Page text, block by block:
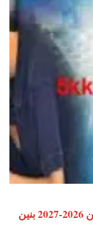
لينك رابط التقديم في مدارس المتفوقين 2026-2027 بنين